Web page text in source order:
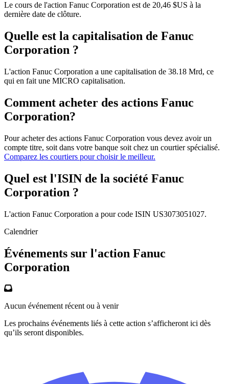
Le cours de l'action Fanuc Corporation est de 20,46 $US à la
dernière date de clôture.
Quelle est la capitalisation de Fanuc
Corporation ?
L'action Fanuc Corporation a une capitalisation de 38.18 Mrd, ce
qui en fait une MICRO capitalisation.
Comment acheter des actions Fanuc
Corporation?
Pour acheter des actions Fanuc Corporation vous devez avoir un
compte titre, soit dans votre banque soit chez un courtier spécialisé.
Comparez les courtiers pour choisir le meilleur.
Quel est l'ISIN de la société Fanuc
Corporation ?
L'action Fanuc Corporation a pour code ISIN US3073051027.
Calendrier
Événements sur l'action Fanuc
Corporation
Aucun événement récent ou à venir
Les prochains événements liés à cette action s’afficheront ici dès
qu’ils seront disponibles.